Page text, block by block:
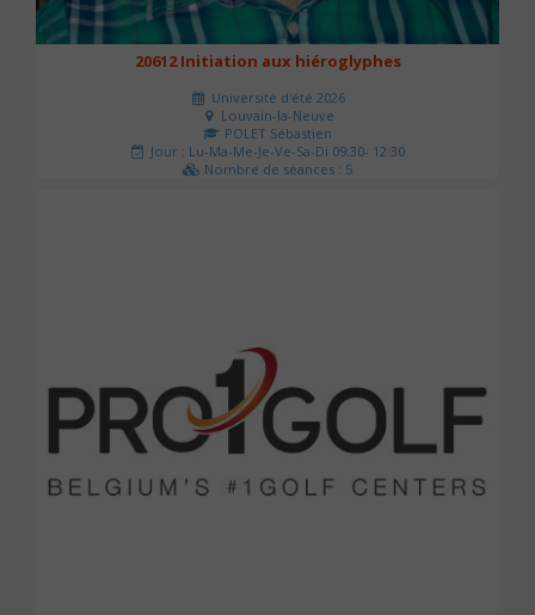
20612 Initiation aux hiéroglyphes
Université d'été 2026
Louvain-la-Neuve
POLET Sébastien
Jour : Lu-Ma-Me-Je-Ve-Sa-Di 09:30- 12:30
Nombre de séances : 5